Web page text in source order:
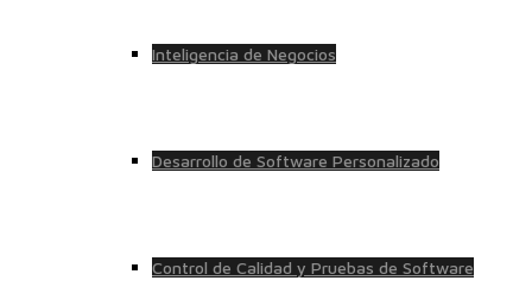
Inteligencia de Negocios
Desarrollo de Software Personalizado
Control de Calidad y Pruebas de Software